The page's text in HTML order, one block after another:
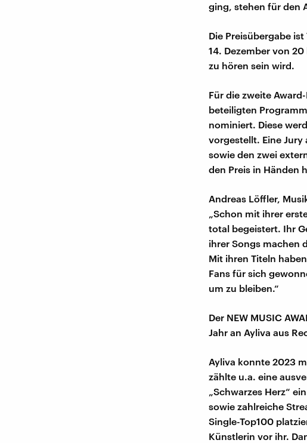
ging, stehen für den
Die Preisübergabe ist
14. Dezember von
zu hören sein wird.
Für die zweite
beteiligten
nominiert. Diese
vorgestellt. Eine
sowie den zwei
den Preis in Händen
Andreas Löffler,
„Schon mit ihrer
total begeistert. Ihr
ihrer Songs machen
Mit ihren Titeln
Fans für sich
um zu bleiben.“
Der NEW MUSIC
Jahr an Ayliva aus
Ayliva konnte 2023
zählte u.a. eine
„Schwarzes Herz“
sowie zahlreiche
Single-Top100
Künstlerin vor ihr.